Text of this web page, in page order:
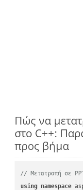
Πώς να
στο C++:
προς βήμα
// Μετατροπή σε
using namespace